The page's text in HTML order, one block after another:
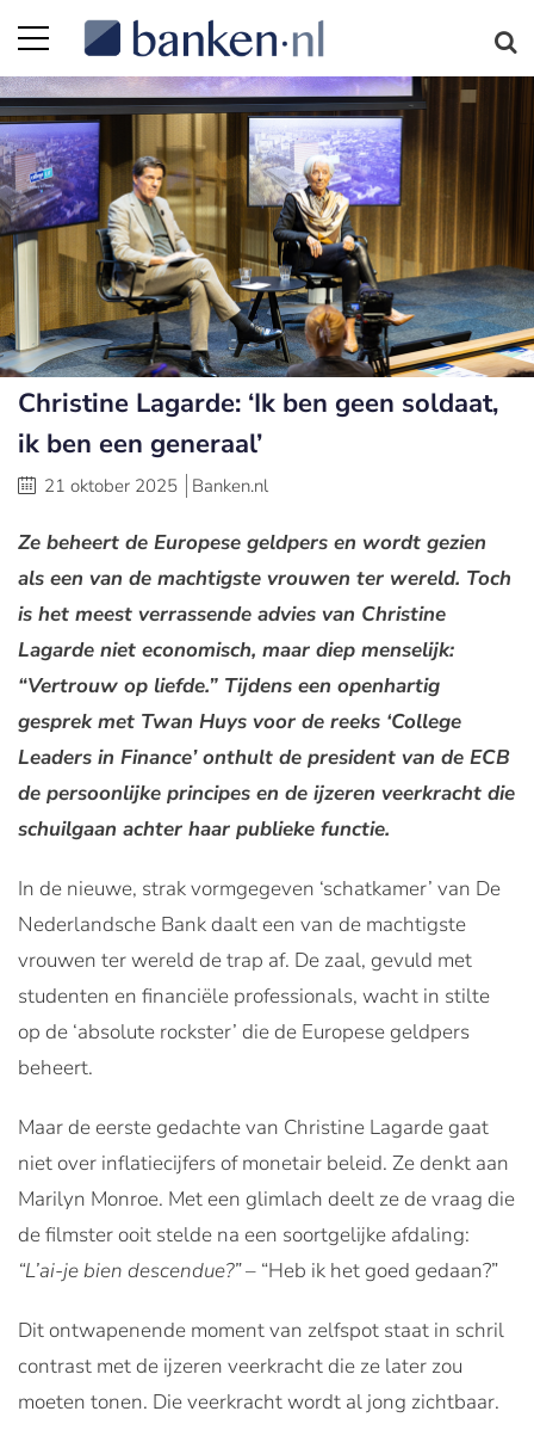
Christine Lagarde: ‘Ik ben geen soldaat,
ik ben een generaal’
21 oktober 2025 Banken.nl
Ze beheert de Europese geldpers en wordt gezien
als een van de machtigste vrouwen ter wereld. Toch
is het meest verrassende advies van Christine
Lagarde niet economisch, maar diep menselijk:
“Vertrouw op liefde.” Tijdens een openhartig
gesprek met Twan Huys voor de reeks ‘College
Leaders in Finance’ onthult de president van de ECB
de persoonlijke principes en de ijzeren veerkracht die
schuilgaan achter haar publieke functie.
In de nieuwe, strak vormgegeven ‘schatkamer’ van De
Nederlandsche Bank daalt een van de machtigste
vrouwen ter wereld de trap af. De zaal, gevuld met
studenten en financiële professionals, wacht in stilte
op de ‘absolute rockster’ die de Europese geldpers
beheert.
Maar de eerste gedachte van Christine Lagarde gaat
niet over inflatiecijfers of monetair beleid. Ze denkt aan
Marilyn Monroe. Met een glimlach deelt ze de vraag die
de filmster ooit stelde na een soortgelijke afdaling:
“L’ai-je bien descendue?”– “Heb ik het goed gedaan?”
Dit ontwapenende moment van zelfspot staat in schril
contrast met de ijzeren veerkracht die ze later zou
moeten tonen. Die veerkracht wordt al jong zichtbaar.